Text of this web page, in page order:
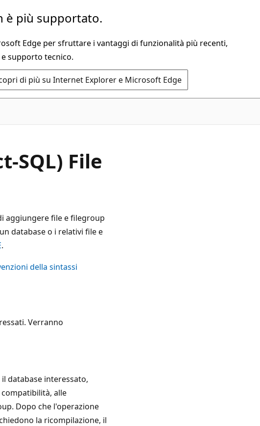
è più supportato.
Edge per sfruttare i vantaggi di funzionalità più recenti,
supporto tecnico.
di più su Internet Explorer e Microsoft Edge
SQL) File
aggiungere file e filegroup
database o i relativi file e
.
della sintassi
Verranno
database interessato,
alle
Dopo che l'operazione
la ricompilazione, il